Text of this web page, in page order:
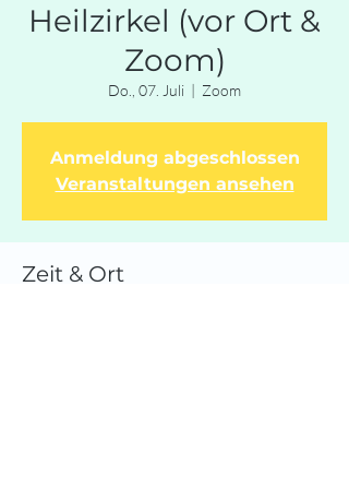
Heilzirkel (vor Ort &
Zoom)
Do., 07. Juli
  |
Zoom
Anmeldung abgeschlossen
Veranstaltungen ansehen
Zeit & Ort